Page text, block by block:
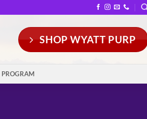
SHOP WYATT PURP
PROGRAM